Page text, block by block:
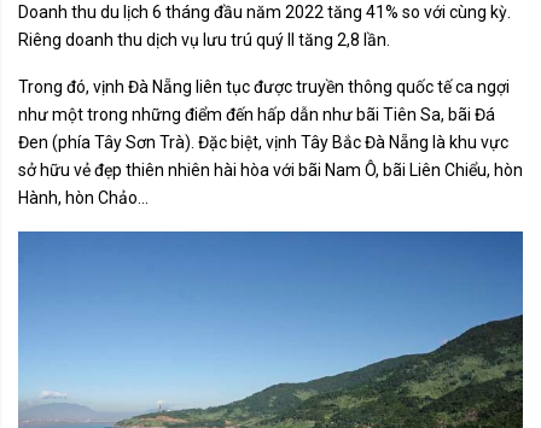
Doanh thu du lịch 6 tháng đầu năm 2022 tăng 41% so với cùng kỳ.
Riêng doanh thu dịch vụ lưu trú quý II tăng 2,8 lần.
Trong đó, vịnh Đà Nẵng liên tục được truyền thông quốc tế ca ngợi
như một trong những điểm đến hấp dẫn như bãi Tiên Sa, bãi Đá
Đen (phía Tây Sơn Trà). Đặc biệt, vịnh Tây Bắc Đà Nẵng là khu vực
sở hữu vẻ đẹp thiên nhiên hài hòa với bãi Nam Ô, bãi Liên Chiểu, hòn
Hành, hòn Chảo…